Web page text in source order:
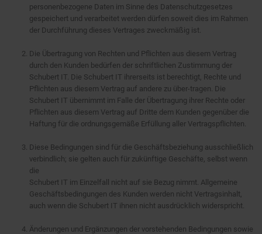
personenbezogene Daten im Sinne des Datenschutzgesetzes
gespeichert und verarbeitet werden dürfen soweit dies im Rahmen
der Durchführung dieses Vertrages zweckmäßig ist.
Die Übertragung von Rechten und Pflichten aus diesem Vertrag
durch den Kunden bedürfen der schriftlichen Zustimmung der
Schubert IT. Die Schubert IT ihrerseits ist berechtigt, Rechte und
Pflichten aus diesem Vertrag auf andere zu über-tragen. Die
Schubert IT übernimmt im Falle der Übertragung ihrer Rechte oder
Pflichten aus diesem Vertrag auf Dritte dem Kunden gegenüber die
Haftung für die ordnungsgemäße Erfüllung aller Vertragspflichten.
Diese Bedingungen sind für die Geschäftsbeziehung ausschließlich
verbindlich; sie gelten auch für zukünftige Geschäfte, selbst wenn
die
Schubert IT im Einzelfall nicht auf sie Bezug nimmt. Allgemeine
Geschäftsbedingungen des Kunden werden nicht Vertragsinhalt,
auch wenn die Schubert IT ihnen nicht ausdrücklich widerspricht.
Änderungen und Ergänzungen der vorstehenden Bedingungen sowie